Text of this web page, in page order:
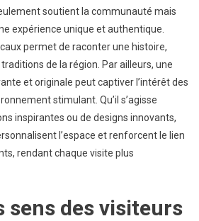
soutient la communauté mais
expérience unique et authentique.
permet de raconter une histoire,
de la région. Par ailleurs, une
et originale peut captiver l’intérêt des
stimulant. Qu’il s’agisse
inspirantes ou de designs innovants,
l’espace et renforcent le lien
rendant chaque visite plus
sens des visiteurs